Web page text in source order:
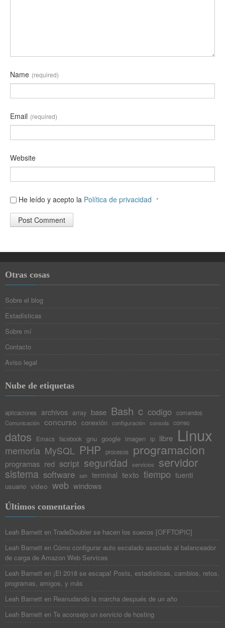
Name (required)
Email (required)
Website
He leído y acepto la Política de privacidad *
Otras cosas
Sobre el blog
Estadísticas
Sobre mí
Contacto
Aviso legal
Nube de etiquetas
aplicaciones archivos array base Bash c codigo
comandos
Comunicación concurso conexión configuración consola correo
datos Emacs facebook gnu google imagen ip libre Linux
memoria MySQL PHP procesos programacion
programas red script seguridad servicios servidor
sistema software ssh terminal texto tiempo tuenti
usuario video web windows
Últimos comentarios
Leah Barnett en TradeDoubler se hacen los suecos [OFFTOPIC]
Leah Barnett en Cómo configurar auto escalado asociado al balanceador
de carga de Amazon Web Services
Leah Barnett en ¡El 2018 se escapa! Posts, estadísticas, cambios, retos,
programas, amigos, y más
Leah Barnett en Reanudando la marcha después de un año
Leah Barnett en Te aconsejo un servicio de hosting